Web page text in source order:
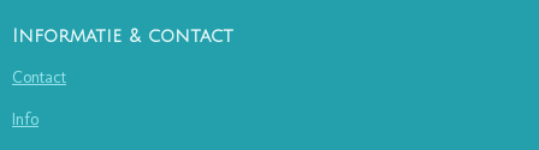
Informatie & contact
Contact
Info